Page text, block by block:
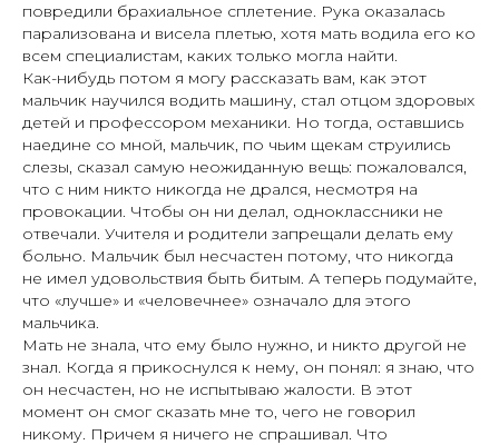
повредили брахиальное сплетение. Рука оказалась
парализована и висела плетью, хотя мать водила его ко
всем специалистам, каких только могла найти.
Как-нибудь потом я могу рассказать вам, как этот
мальчик научился водить машину, стал отцом здоровых
детей и профессором механики. Но тогда, оставшись
наедине со мной, мальчик, по чьим щекам струились
слезы, сказал самую неожиданную вещь: пожаловался,
что с ним никто никогда не дрался, несмотря на
провокации. Чтобы он ни делал, одноклассники не
отвечали. Учителя и родители запрещали делать ему
больно. Мальчик был несчастен потому, что никогда
не имел удовольствия быть битым. А теперь подумайте,
что «лучше» и «человечнее» означало для этого
мальчика.
Мать не знала, что ему было нужно, и никто другой не
знал. Когда я прикоснулся к нему, он понял: я знаю, что
он несчастен, но не испытываю жалости. В этот
момент он смог сказать мне то, чего не говорил
никому. Причем я ничего не спрашивал. Что